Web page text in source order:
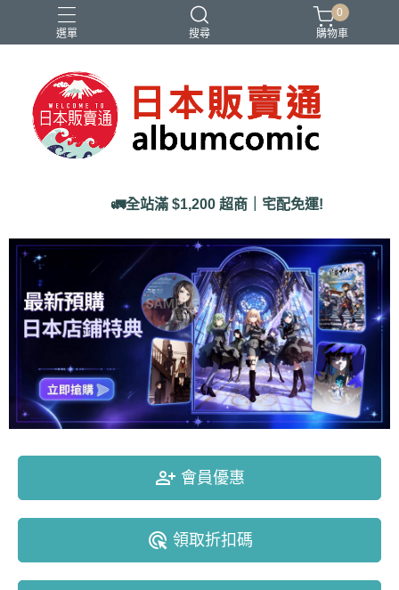
選單 搜尋
Ado IDOLiSH7 バンドリ 刀劍亂舞 妮姬
0
購物車
🚛全站滿 $1,200 超商｜宅配免運!
person_add_alt 會員優惠
ads_click 領取折扣碼